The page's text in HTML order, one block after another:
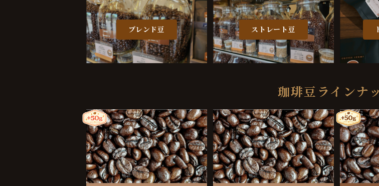
ブレンド豆 ストレート豆
珈琲豆ラインナ
ソフトブレンド 250g
¥1,900
ソフトブレンド 100g
¥950
スタン